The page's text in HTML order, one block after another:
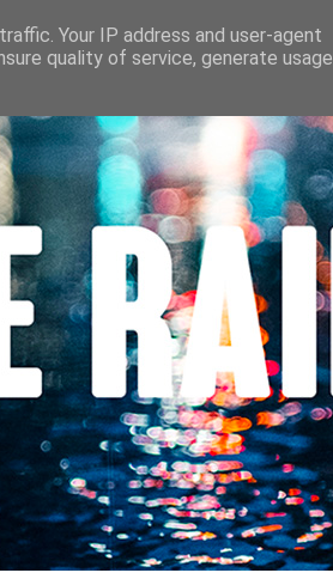
BEAUTÉ CONTACT
Your IP address and user-agent
quality of service, generate usage